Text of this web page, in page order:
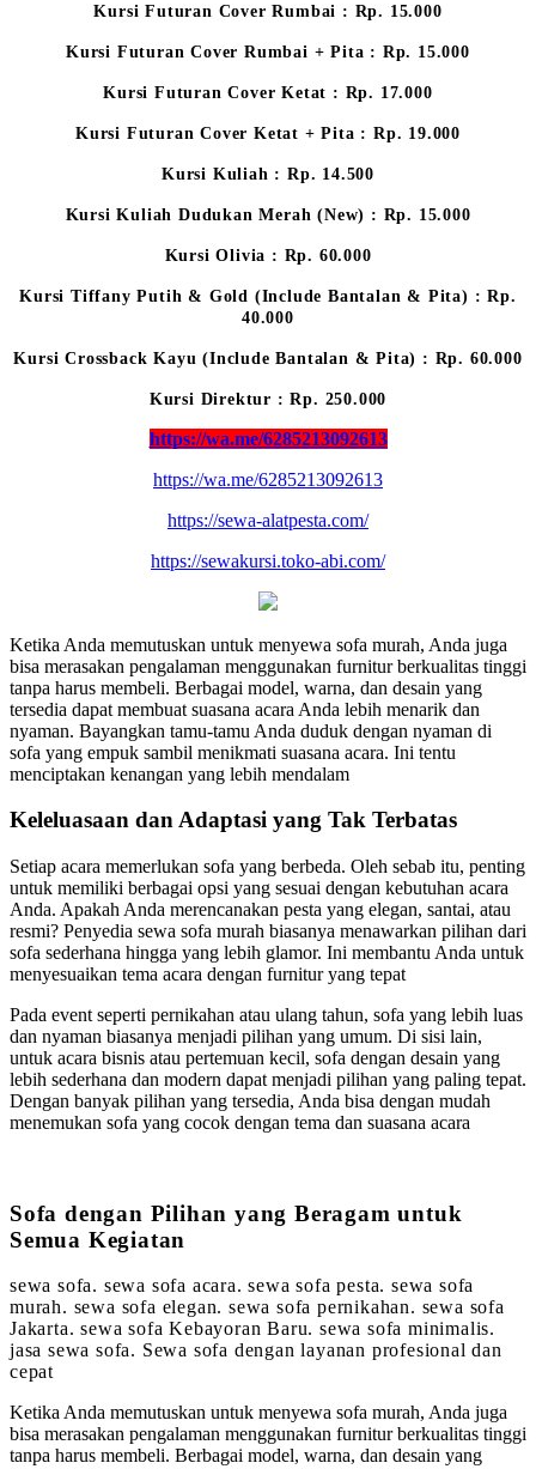
Kursi Futuran Cover Rumbai : Rp. 15.000
Kursi Futuran Cover Rumbai + Pita : Rp. 15.000
Kursi Futuran Cover Ketat : Rp. 17.000
Kursi Futuran Cover Ketat + Pita : Rp. 19.000
Kursi Kuliah : Rp. 14.500
Kursi Kuliah Dudukan Merah (New) : Rp. 15.000
Kursi Olivia : Rp. 60.000
Kursi Tiffany Putih & Gold (Include Bantalan & Pita) : Rp.
40.000
Kursi Crossback Kayu (Include Bantalan & Pita) : Rp. 60.000
Kursi Direktur : Rp. 250.000
https://wa.me/6285213092613
https://wa.me/6285213092613
https://sewa-alatpesta.com/
https://sewakursi.toko-abi.com/
Ketika Anda memutuskan untuk menyewa sofa murah, Anda juga
bisa merasakan pengalaman menggunakan furnitur berkualitas tinggi
tanpa harus membeli. Berbagai model, warna, dan desain yang
tersedia dapat membuat suasana acara Anda lebih menarik dan
nyaman. Bayangkan tamu-tamu Anda duduk dengan nyaman di
sofa yang empuk sambil menikmati suasana acara. Ini tentu
menciptakan kenangan yang lebih mendalam
Keleluasaan dan Adaptasi yang Tak Terbatas
Setiap acara memerlukan sofa yang berbeda. Oleh sebab itu, penting
untuk memiliki berbagai opsi yang sesuai dengan kebutuhan acara
Anda. Apakah Anda merencanakan pesta yang elegan, santai, atau
resmi? Penyedia sewa sofa murah biasanya menawarkan pilihan dari
sofa sederhana hingga yang lebih glamor. Ini membantu Anda untuk
menyesuaikan tema acara dengan furnitur yang tepat
Pada event seperti pernikahan atau ulang tahun, sofa yang lebih luas
dan nyaman biasanya menjadi pilihan yang umum. Di sisi lain,
untuk acara bisnis atau pertemuan kecil, sofa dengan desain yang
lebih sederhana dan modern dapat menjadi pilihan yang paling tepat.
Dengan banyak pilihan yang tersedia, Anda bisa dengan mudah
menemukan sofa yang cocok dengan tema dan suasana acara
Sofa dengan Pilihan yang Beragam untuk
Semua Kegiatan
sewa sofa. sewa sofa acara. sewa sofa pesta. sewa sofa
murah. sewa sofa elegan. sewa sofa pernikahan. sewa sofa
Jakarta. sewa sofa Kebayoran Baru. sewa sofa minimalis.
jasa sewa sofa. Sewa sofa dengan layanan profesional dan
cepat
Ketika Anda memutuskan untuk menyewa sofa murah, Anda juga
bisa merasakan pengalaman menggunakan furnitur berkualitas tinggi
tanpa harus membeli. Berbagai model, warna, dan desain yang